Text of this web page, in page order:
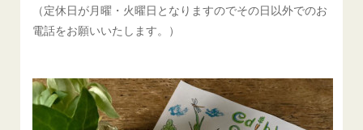
（定休日が月曜・火曜日となりますのでその日以外でのお
電話をお願いいたします。）